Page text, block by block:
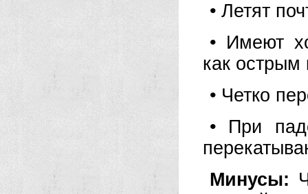
• Летят
• Имеют
как острым
• Четко
• При
Минусы: